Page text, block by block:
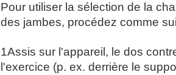
Pour utiliser la sélection de la
des jambes, procédez comme
1Assis sur l'appareil, le dos
l'exercice (p. ex. derrière le